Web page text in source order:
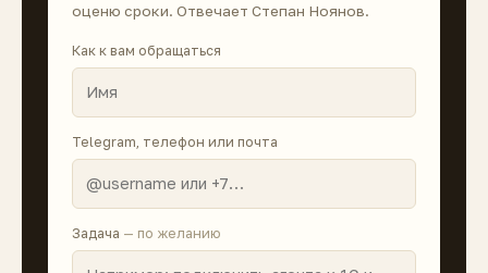
оценю сроки. Отвечает Степан Ноянов.
Как к вам обращаться
Telegram, телефон или почта
Задача — по желанию